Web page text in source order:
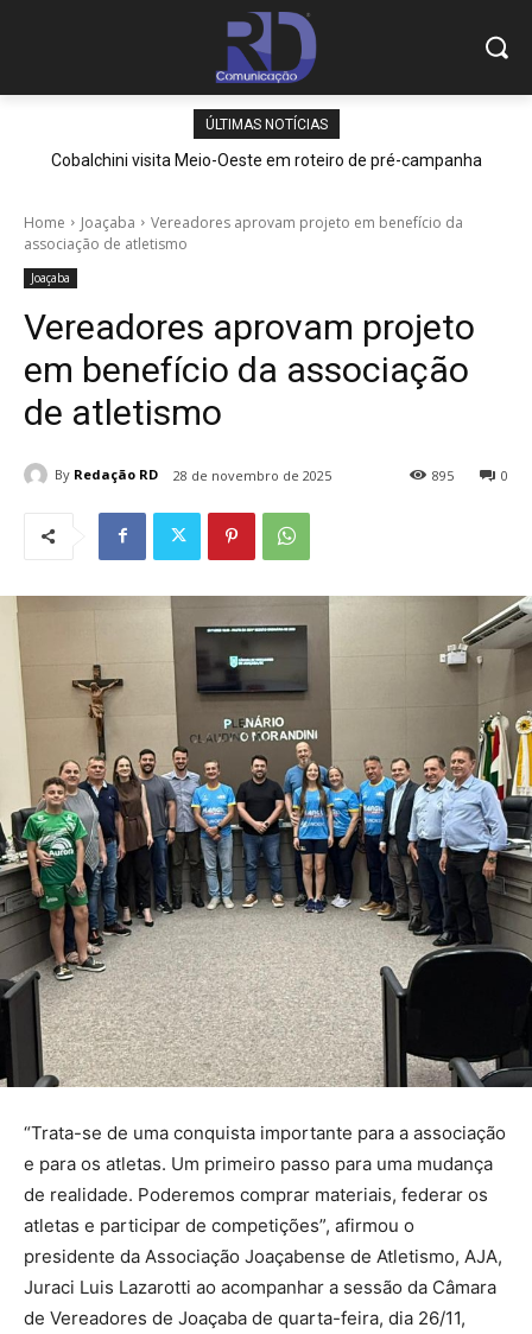
ÚLTIMAS NOTÍCIAS
Cobalchini visita Meio-Oeste em roteiro de pré-campanha
Home Joaçaba
Vereadores aprovam projeto em benefício da
associação de atletismo
Joaçaba
Vereadores aprovam projeto
em benefício da associação
de atletismo
By Redação RD 28 de novembro de 2025 0
895
“Trata-se de uma conquista importante para a associação
e para os atletas. Um primeiro passo para uma mudança
de realidade. Poderemos comprar materiais, federar os
atletas e participar de competições”, afirmou o
presidente da Associação Joaçabense de Atletismo, AJA,
Juraci Luis Lazarotti ao acompanhar a sessão da Câmara
de Vereadores de Joaçaba de quarta-feira, dia 26/11,